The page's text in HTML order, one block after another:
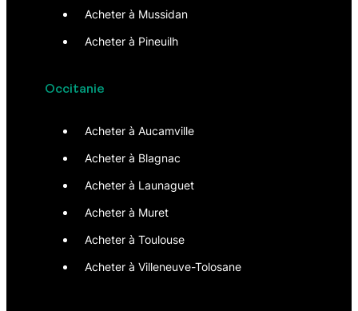
Acheter à Mussidan
Acheter à Pineuilh
Occitanie
Acheter à Aucamville
Acheter à Blagnac
Acheter à Launaguet
Acheter à Muret
Acheter à Toulouse
Acheter à Villeneuve-Tolosane